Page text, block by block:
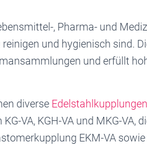
, Pharma- und
und hygienisch sind.
und erfüllt
diverse Edelstahlkupplungen
VA, KGH-VA und MKG-VA,
EKM-VA